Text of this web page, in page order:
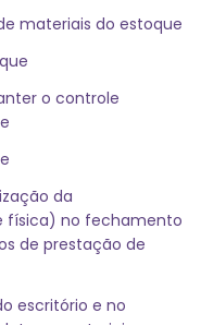
materiais do estoque
o controle
da
física) no fechamento
de prestação de
escritório e no